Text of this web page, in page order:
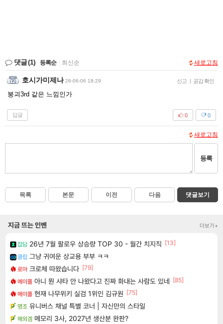
댓글(1) 등록순 최신순 새로고침
호시가미제나 26-06-06 18:29 신고 | 공감 확인
붕괴3rd 같은 느낌인가
답글 0
0
새로고침
등록
목록 본문 이전 다음 댓글보기
지금 뜨는 인벤 더보기+
잡담 26년 7월 팔로우 상승량 TOP 30 - 월간 치지직 [13]
클립 그냥 귀여운 상교용 부부 ㅋㅋ
로아 크로체 따왔습니다 [79]
메이플 아니 뭔 샤타 안 나왔다고 진짜 화내는 사람도 있네 [85]
메이플 현재 나무위키 실검 1위인 김규원 [75]
명조 유니버스 채널 특별 코너 | 자신만의 스타일
해외겜 메모리 3사, 2027년 생산분 완판?